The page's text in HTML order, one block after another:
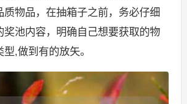
质物品，在抽箱子之前，务必仔细
奖池内容，明确自己想要获取的物
,做到有的放矢。